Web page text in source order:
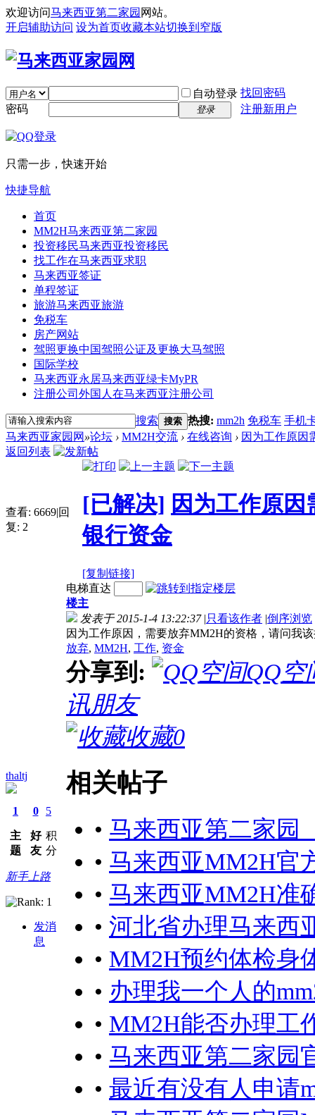
欢迎访问马来西亚第二家园 网站。
开启辅助访问 设为首页收藏本站切换到窄版
自动登录 找回密码
密码
登录 注册新用户
只需一步，快速开始
快捷导航
首页
MM2H马来西亚第二家园
投资移民马来西亚投资移民
找工作在马来西亚求职
马来西亚签证
单程签证
旅游马来西亚旅游
免税车
房产网站
驾照更换中国驾照公证及更换大马驾照
国际学校
马来西亚永居马来西亚绿卡MyPR
注册公司 外国人在马来西亚注册公司
搜索 搜索 热搜: mm2h 免税车 手机
马来西亚家园网 »论坛 › MM2H交流 › 在线咨询 › 因为工作原因
返回列表
查看: 6669|回
复: 2
[已解决] 因为工作原
银行资金
[复制链接]
thaltj
1
主
题
0
好
友
5
积
分
新手上路
发消
息
电梯直达
楼主
发表于 2015-1-4 13:22:37 |只看该作者 |倒序浏览
因为工作原因，需要放弃MM2H的资格，请问我
放弃, MM2H, 工作, 资金
分享到:
QQ空
讯朋友
收藏0
相关帖子
• 马来西亚第二家园
• 马来西亚MM2H官
• 马来西亚MM2H准
• 河北省办理马来西
• MM2H预约体检身
• 办理我一个人的
• MM2H能否办理工
• 马来西亚第二家园
• 最近有没有人申请